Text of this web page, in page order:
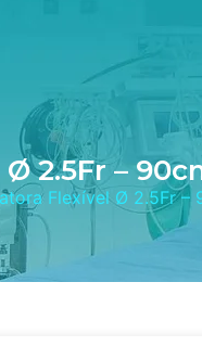
2.5Fr –
Flexível Ø 2.5Fr –